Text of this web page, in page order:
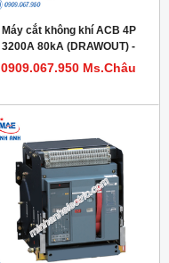
Máy cắt không khí ACB 4P
3200A 80kA (DRAWOUT) -
Model HDW632324DHVV56M
0909.067.950 Ms.Châu